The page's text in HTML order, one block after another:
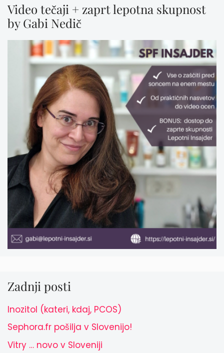
Video tečaji + zaprt lepotna skupnost
by Gabi Nedič
Zadnji posti
Inozitol (kateri, kdaj, PCOS)
Sephora.fr pošilja v Slovenijo!
Vitry … novo v Sloveniji